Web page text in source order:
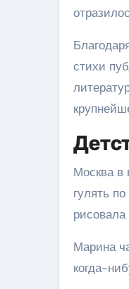
стихи
Москва в
гулять
Марина
когда-